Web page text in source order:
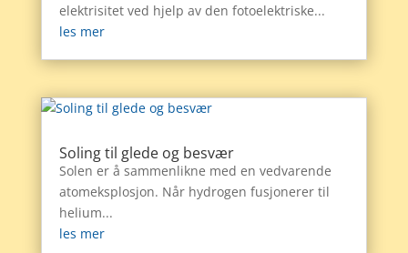
elektrisitet ved hjelp av den fotoelektriske...
les mer
Soling til glede og besvær
Solen er å sammenlikne med en vedvarende
atomeksplosjon. Når hydrogen fusjonerer til
helium...
les mer